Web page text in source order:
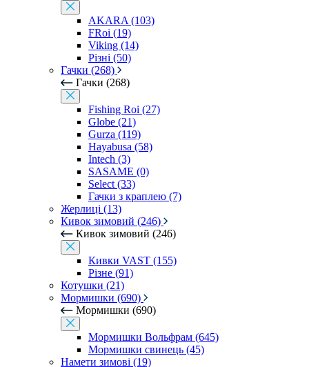
AKARA (103)
FRoi (19)
Viking (14)
Різні (50)
Гачки (268)
Гачки (268)
Fishing Roi (27)
Globe (21)
Gurza (119)
Hayabusa (58)
Intech (3)
SASAME (0)
Select (33)
Гачки з краплею (7)
Жерлиці (13)
Кивок зимовий (246)
Кивок зимовий (246)
Кивки VAST (155)
Різне (91)
Котушки (21)
Мормишки (690)
Мормишки (690)
Мормишки Вольфрам (645)
Мормишки свинець (45)
Намети зимові (19)